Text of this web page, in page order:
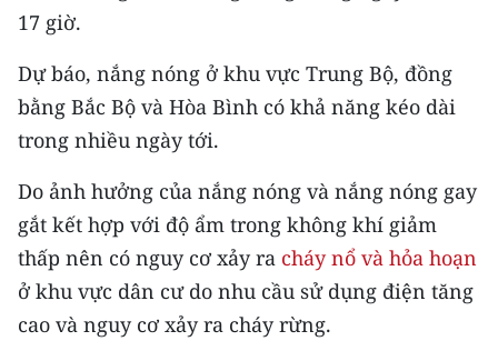
Media Kinh tế
Media Văn hóa
Media Xã hội
Media Pháp luật
Media Du lịch
Media Thế giới
17 giờ.
Dự báo, nắng nóng ở khu vực Trung Bộ, đồng
bằng Bắc Bộ và Hòa Bình có khả năng kéo dài
trong nhiều ngày tới.
Do ảnh hưởng của nắng nóng và nắng nóng gay
gắt kết hợp với độ ẩm trong không khí giảm
thấp nên có nguy cơ xảy ra cháy nổ và hỏa hoạn
ở khu vực dân cư do nhu cầu sử dụng điện tăng
cao và nguy cơ xảy ra cháy rừng.